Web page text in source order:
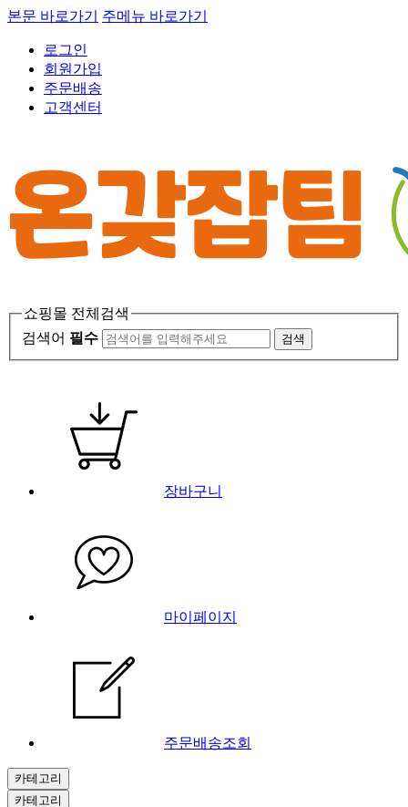
본문 바로가기 주메뉴 바로가기
로그인
회원가입
주문배송
고객센터
쇼핑몰 전체검색
검색어 필수 검색
장바구니
마이페이지
주문배송조회
카테고리
카테고리